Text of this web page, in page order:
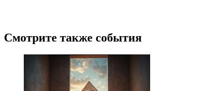
Смотрите также события